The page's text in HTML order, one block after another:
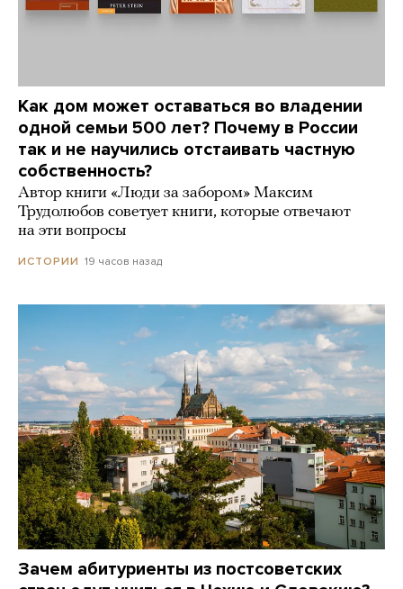
Как дом может оставаться во владении
одной семьи 500 лет? Почему в России
так и не научились отстаивать частную
собственность?
Автор книги «Люди за забором» Максим
Трудолюбов советует книги, которые отвечают
на эти вопросы
ИСТОРИИ 19 часов назад
Зачем абитуриенты из постсоветских